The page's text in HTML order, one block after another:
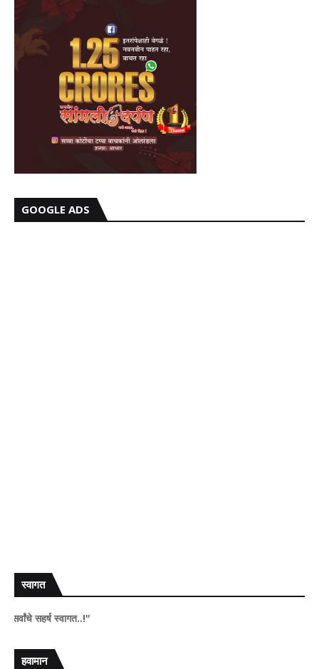
GOOGLE ADS
स्वागत
स्वागत..!"
हवामान